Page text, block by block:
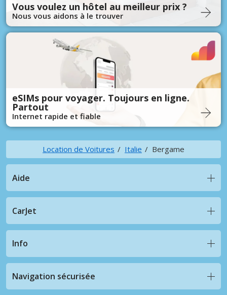
Vous voulez un hôtel au meilleur prix ?
Nous vous aidons à le trouver
eSIMs pour voyager. Toujours en ligne.
Partout
Internet rapide et fiable
Location de Voitures Italie Bergame
Aide
CarJet
Info
Navigation sécurisée